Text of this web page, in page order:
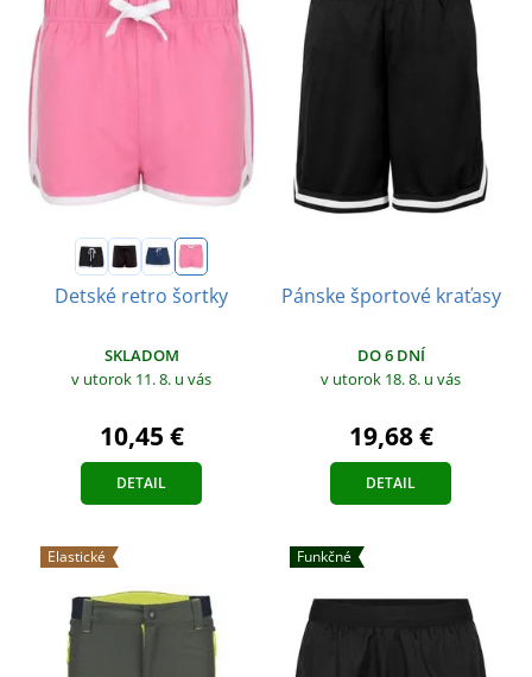
Detské retro šortky
SKLADOM
v utorok 11. 8. u vás
10,45 €
DETAIL
Pánske športové kraťasy
DO 6 DNÍ
v utorok 18. 8. u vás
19,68 €
DETAIL
Elastické Funkčné